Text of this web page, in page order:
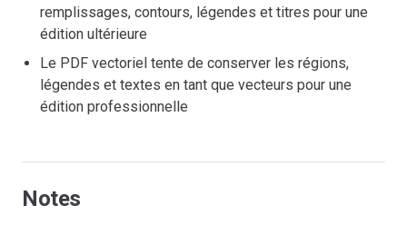
remplissages, contours, légendes et titres pour une
édition ultérieure
Le PDF vectoriel tente de conserver les régions,
légendes et textes en tant que vecteurs pour une
édition professionnelle
Notes